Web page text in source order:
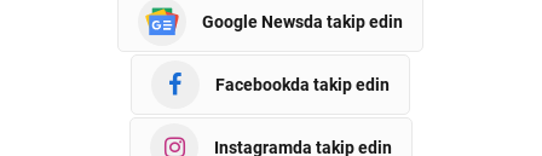
Google Newsda takip edin
Facebookda takip edin
Instagramda takip edin